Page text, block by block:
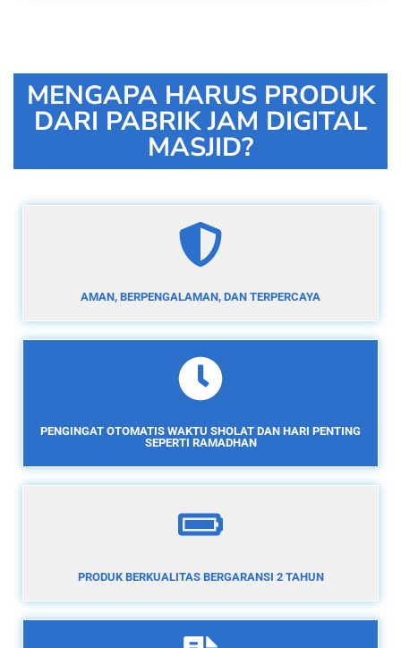
MENGAPA HARUS PRODUK
DARI PABRIK JAM DIGITAL
MASJID?
AMAN, BERPENGALAMAN, DAN TERPERCAYA
PENGINGAT OTOMATIS WAKTU SHOLAT DAN HARI PENTING
SEPERTI RAMADHAN
PRODUK BERKUALITAS BERGARANSI 2 TAHUN